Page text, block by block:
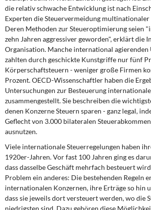
Eurokrise und Griechenland
DIE LINKE
Weitere Themen
Memo-Gruppe
Institut Solidarische Moderne
Rosa-Luxemburg-Stiftung
Über mich
Kontakt
die relativ schwache Entwicklung ist nach
Experten die Steuervermeidung
Deren Methoden zur Steueroptimierung seien
zehn Jahren aggressiver geworden", erklärt die
Organisation. Manche international agierenden
zahlten durch geschickte Kunstgriffe nur fünf
Körperschaftsteuern - weniger große Firmen
Prozent. OECD-Wissenschaftler haben die
Untersuchungen zur Besteuerung
zusammengestellt. Sie beschreiben die
denen Konzerne Steuern sparen - ganz legal,
Geflecht von 3.000 bilateralen
ausnutzen.
Viele internationale Steuerregelungen haben
1920er-Jahren. Vor fast 100 Jahren ging es
dass dasselbe Geschäft mehrfach besteuert
Problem ein anderes: Die bestehenden Regeln
internationalen Konzernen, ihre Erträge so hin
dass sie jeweils dort versteuert werden, wo die
niedrigsten sind. Dazu gehören diese